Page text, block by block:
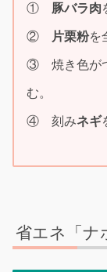
① 豚バラ肉
② 片栗粉を
③ 焼き色が
む。
④ 刻みネギ
省エネ「ナ